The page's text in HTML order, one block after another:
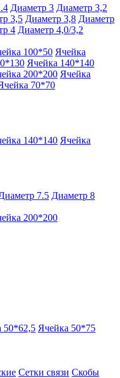
Диаметр 3 Диаметр 3,2
3,5 Диаметр 3,8 Диаметр
4 Диаметр 4,0/3,2
100*50 Ячейка
Ячейка 140*140
200*200 Ячейка
70*70
140*140 Ячейка
7.5 Диаметр 8
200*200
50*62,5 Ячейка 50*75
Сетки связи Скобы